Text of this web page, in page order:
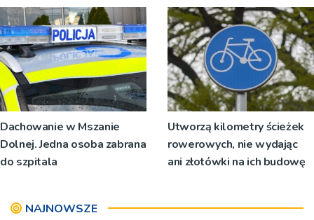
Dachowanie w Mszanie
Dolnej. Jedna osoba zabrana
do szpitala
Utworzą kilometry ścieżek
rowerowych, nie wydając
ani złotówki na ich budowę
NAJNOWSZE